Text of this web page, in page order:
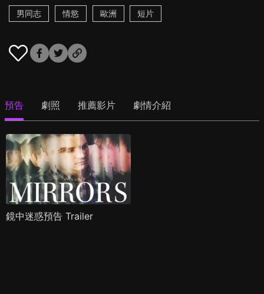
男同志
情慾 歐洲 短片
預告 劇照 推薦影片 劇情介紹
鏡中迷惑預告 Trailer